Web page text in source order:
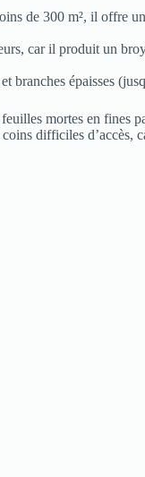
de 300 m², il offre
car il produit un
branches épaisses
mortes en fines
difficiles d’accès,